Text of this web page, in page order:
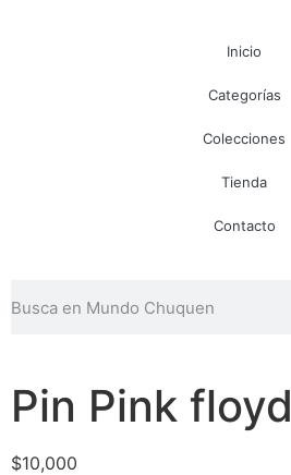
Inicio
Categorías
Colecciones
Tienda
Contacto
Pin Pink floyd
$10,000